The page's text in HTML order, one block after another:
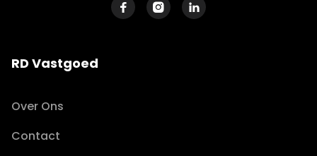
  
RD Vastgoed
Over Ons
Contact